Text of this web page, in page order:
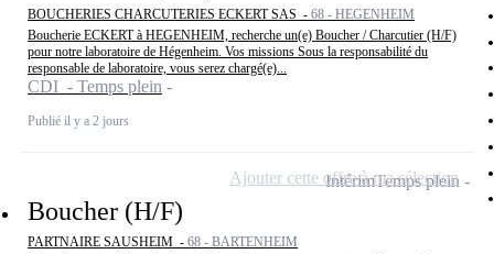
BOUCHERIES CHARCUTERIES ECKERT SAS - 68 - HEGENHEIM
Boucherie ECKERT à HEGENHEIM, recherche un(e) Boucher / Charcutier (H/F)
pour notre laboratoire de Hégenheim. Vos missions Sous la responsabilité du
responsable de laboratoire, vous serez chargé(e)...
CDI - Temps plein
Publié il y a 2 jours
Boucher (H/F)
PARTNAIRE SAUSHEIM - 68 - BARTENHEIM
IntérimTemps plein
Ajouter cette offre à ma sélection